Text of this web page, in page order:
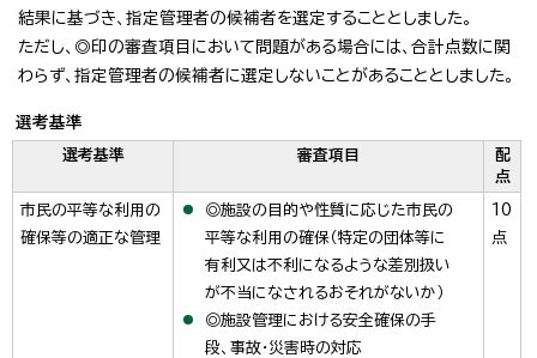
結果に基づき、指定管理者の候補者を選定することとしました。
ただし、◎印の審査項目において問題がある場合には、合計点数に関
わらず、指定管理者の候補者に選定しないことがあることとしました。
選考基準
選考基準 審査項目
配
点
市民の平等な利用の
確保等の適正な管理
◎施設の目的や性質に応じた市民の
平等な利用の確保（特定の団体等に
有利又は不利になるような差別扱い
が不当になされるおそれがないか）
◎施設管理における安全確保の手
段、事故・災害時の対応
10
点